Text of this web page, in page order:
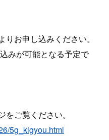
お申し込みください。
みが可能となる予定で
ご覧ください。
5g_kigyou.html